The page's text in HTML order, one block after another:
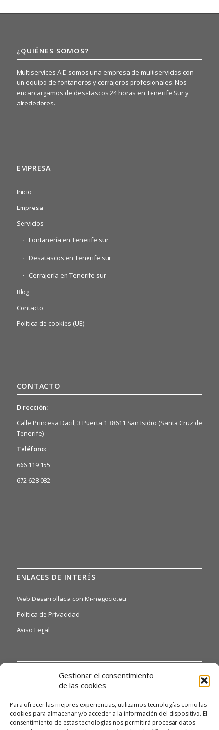
Gestionar el consentimiento
de las cookies
Para ofrecer las mejores experiencias, utilizamos tecnologías como las
cookies para almacenar y/o acceder a la información del dispositivo. El
consentimiento de estas tecnologías nos permitirá procesar datos
¿QUIÉNES SOMOS?
Multiservices A.D somos una empresa de multiservicios con
un equipo de fontaneros y cerrajeros profesionales. Nos
encarcargamos de desatascos 24 horas en Tenerife Sur y
alrededores.
EMPRESA
Inicio
Empresa
Servicios
Fontanería en Tenerife sur
Desatascos en Tenerife sur
Cerrajería en Tenerife sur
Blog
Contacto
Política de cookies (UE)
CONTACTO
Dirección:
Calle Princesa Dacil, 3 Puerta 1 38611 San Isidro (Santa Cruz de
Tenerife)
Teléfono:
666 119 155
672 628 082
ENLACES DE INTERÉS
Web Desarrollada con Mi-negocio.eu
Política de Privacidad
Aviso Legal
INFORMACIÓN DE INTERÉS
reclamaciones, solo tiene que ponerse en contacto con
nosotros a través del siguiente email:
alexandrodendariarena41@gmail.com y te daremos